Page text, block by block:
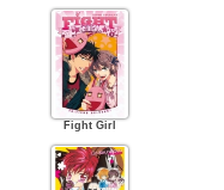
Fight Girl